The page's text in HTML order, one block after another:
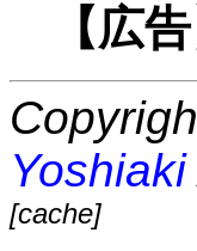
【広告
Yoshiaki
[cache]